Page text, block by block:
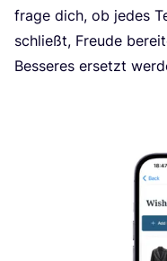
fra­ge dich, ob jedes
schließt, Freu­de
Bes­se­res ersetzt